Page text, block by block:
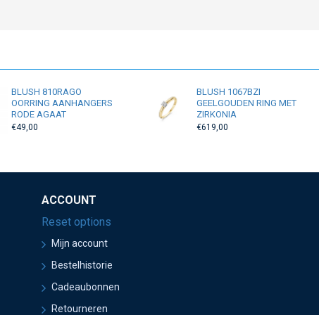
BLUSH 810RAGO
OORRING AANHANGERS
RODE AGAAT
€49,00
BLUSH 1067BZI
GEELGOUDEN RING MET
ZIRKONIA
€619,00
ACCOUNT
Reset options
Mijn account
Bestelhistorie
Cadeaubonnen
Retourneren